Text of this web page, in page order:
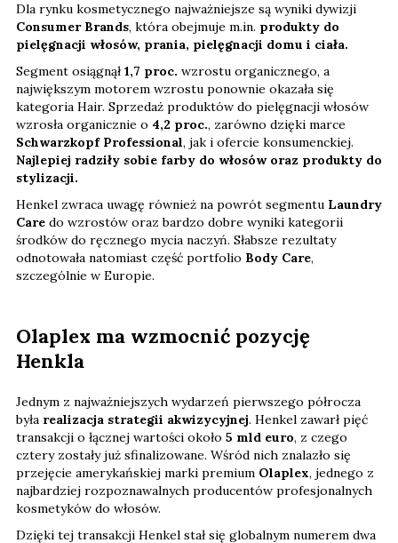
Dla rynku kosmetycznego najważniejsze są wyniki dywizji
Consumer Brands, która obejmuje m.in. produkty do
pielęgnacji włosów, prania, pielęgnacji domu i ciała.
Segment osiągnął1,7 proc. wzrostu organicznego, a
największym motorem wzrostu ponownie okazała się
kategoria Hair. Sprzedaż produktów do pielęgnacji włosów
wzrosła organicznie o 4,2 proc., zarówno dzięki marce
Schwarzkopf Professional, jak i ofercie konsumenckiej.
Najlepiej radziły sobie farby do włosów oraz produkty do
stylizacji.
Henkel zwraca uwagę również na powrót segmentu Laundry
Care do wzrostów oraz bardzo dobre wyniki kategorii
środków do ręcznego mycia naczyń. Słabsze rezultaty
odnotowała natomiast część portfolio Body Care,
szczególnie w Europie.
Olaplex ma wzmocnić pozycję
Henkla
Jednym z najważniejszych wydarzeń pierwszego półrocza
była realizacja strategii akwizycyjnej. Henkel zawarł pięć
transakcji o łącznej wartości około 5 mld euro, z czego
cztery zostały już sfinalizowane. Wśród nich znalazło się
przejęcie amerykańskiej marki premium Olaplex, jednego z
najbardziej rozpoznawalnych producentów profesjonalnych
kosmetyków do włosów.
Dzięki tej transakcji Henkel stał się globalnym numerem dwa